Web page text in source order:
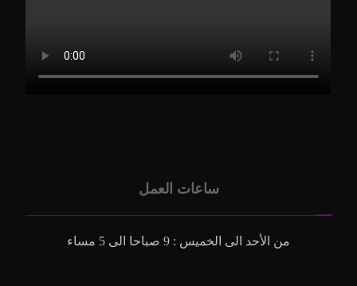
ساعات العمل
من الأحد الى الخميس : 9 صباحا الى 5 مساء